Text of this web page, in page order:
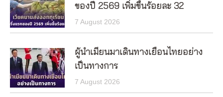
ของปี 2569 เพิ่มขึ้นร้อยละ 32
7 August 2026
ผู้นำเมียนมาเดินทางเยือนไทยอย่าง
เป็นทางการ
7 August 2026